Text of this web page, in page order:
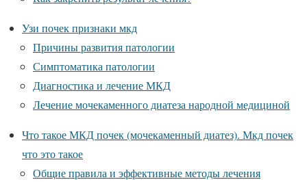
Узи почек признаки мкд
Причины развития патологии
Симптоматика патологии
Диагностика и лечение МКД
Лечение мочекаменного диатеза народной медициной
Что такое МКД почек (мочекаменный диатез). Мкд почек
что это такое
Общие правила и эффективные методы лечения